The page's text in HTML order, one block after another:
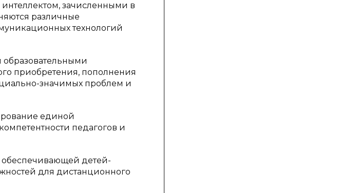
зачисленными в
различные
технологий
приобретения, пополнения
значимых проблем и
единой
педагогов и
обеспечивающей детей-
для дистанционного